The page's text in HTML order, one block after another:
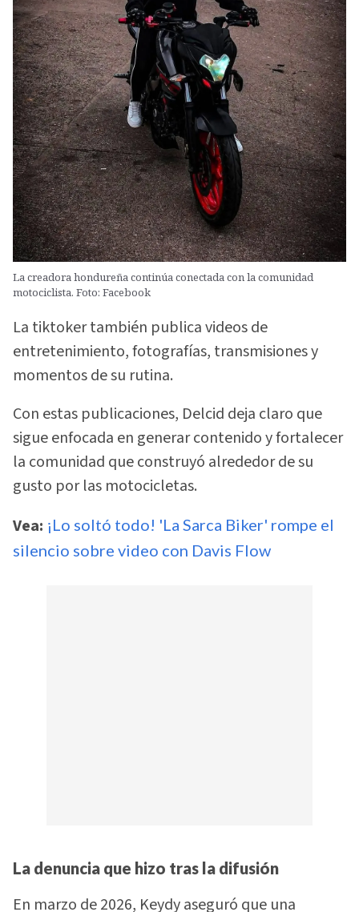
La creadora hondureña continúa conectada con la comunidad
motociclista. Foto: Facebook
La tiktoker también publica videos de
entretenimiento, fotografías, transmisiones y
momentos de su rutina.
Con estas publicaciones, Delcid deja claro que
sigue enfocada en generar contenido y fortalecer
la comunidad que construyó alrededor de su
gusto por las motocicletas.
Vea: ¡Lo soltó todo! 'La Sarca Biker' rompe el
silencio sobre video con Davis Flow
La denuncia que hizo tras la difusión
En marzo de 2026, Keydy aseguró que una